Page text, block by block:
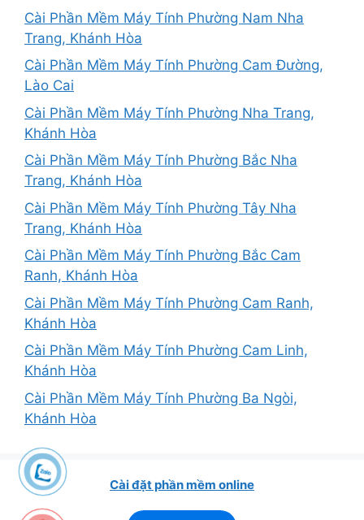
Cài Phần Mềm Máy Tính Phường Nam Nha
Trang, Khánh Hòa
Cài Phần Mềm Máy Tính Phường Cam Đường,
Lào Cai
Cài Phần Mềm Máy Tính Phường Nha Trang,
Khánh Hòa
Cài Phần Mềm Máy Tính Phường Bắc Nha
Trang, Khánh Hòa
Cài Phần Mềm Máy Tính Phường Tây Nha
Trang, Khánh Hòa
Cài Phần Mềm Máy Tính Phường Bắc Cam
Ranh, Khánh Hòa
Cài Phần Mềm Máy Tính Phường Cam Ranh,
Khánh Hòa
Cài Phần Mềm Máy Tính Phường Cam Linh,
Khánh Hòa
Cài Phần Mềm Máy Tính Phường Ba Ngòi,
Khánh Hòa
Cài đặt phần mềm online